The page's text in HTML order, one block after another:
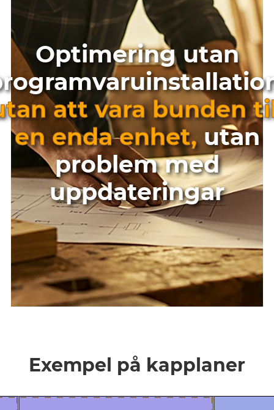
Optimering utan
att vara bunden
en enda enhet,utan
problem med
uppdateringar
Exempel på kapplaner